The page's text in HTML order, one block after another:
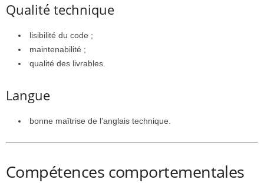
Qualité technique
lisibilité du code ;
maintenabilité ;
qualité des livrables.
Langue
bonne maîtrise de l’anglais technique.
Compétences comportementales